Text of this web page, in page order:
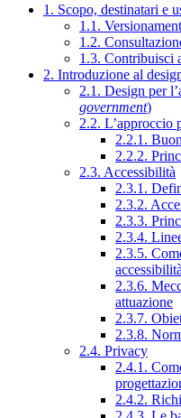
1. Scopo, destinatari e
1.1.
1.2.
1.3. Contribuisci
2. Introduzione al
2.1. Design per
government)
2.2. L’approccio
2.2.1.
2.2.2.
2.3. Accessibilità
2.3.1.
2.3.2.
2.3.3.
2.3.4.
2.3.5.
accessibilità
2.3.6.
attuazione
2.3.7.
2.3.8.
2.4. Privacy
2.4.1.
2.4.2.